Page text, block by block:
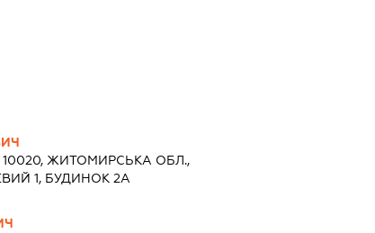
10020, ЖИТОМИРСЬКА ОБЛ.,
1, БУДИНОК 2А